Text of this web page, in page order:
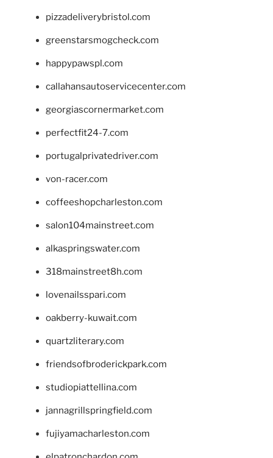
pizzadeliverybristol.com
greenstarsmogcheck.com
happypawspl.com
callahansautoservicecenter.com
georgiascornermarket.com
perfectfit24-7.com
portugalprivatedriver.com
von-racer.com
coffeeshopcharleston.com
salon104mainstreet.com
alkaspringswater.com
318mainstreet8h.com
lovenailsspari.com
oakberry-kuwait.com
quartzliterary.com
friendsofbroderickpark.com
studiopiattellina.com
jannagrillspringfield.com
fujiyamacharleston.com